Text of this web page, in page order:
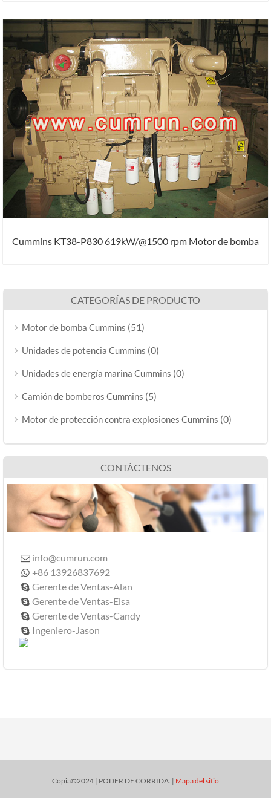
Cummins KT38-P830 619kW/@1500 rpm Motor de bomba
CATEGORÍAS DE PRODUCTO
Motor de bomba Cummins (51)
Unidades de potencia Cummins (0)
Unidades de energía marina Cummins (0)
Camión de bomberos Cummins (5)
Motor de protección contra explosiones Cummins (0)
CONTÁCTENOS
 info@cumrun.com
 +86 13926837692
 Gerente de Ventas-Alan
 Gerente de Ventas-Elsa
 Gerente de Ventas-Candy
 Ingeniero-Jason
Copia©2024 | PODER DE CORRIDA. | Mapa del sitio